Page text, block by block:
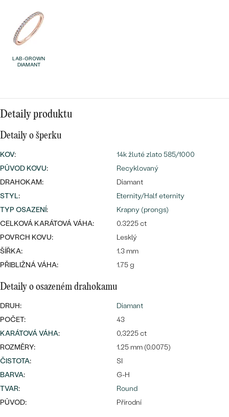
Wave kolekce
PODLE TVARU KAMENE
NA MÍRU
DIAMANTY
Bestsellery
Personalizované
přívěsky
Nejprodávanější
prsteny
LAB-GROWN
DIAMANT
Detaily produktu
Detaily o šperku
KOV:
14k žluté zlato 585/1000
PŮVOD KOVU:
Recyklovaný
DRAHOKAM:
Diamant
STYL:
Eternity/Half eternity
TYP OSAZENÍ:
Krapny (prongs)
CELKOVÁ KARÁTOVÁ VÁHA:
0.3225 ct
POVRCH KOVU:
Lesklý
ŠÍŘKA:
1.3 mm
PŘIBLIŽNÁ VÁHA:
1.75 g
Detaily o osazeném drahokamu
DRUH:
Diamant
POČET:
43
KARÁTOVÁ VÁHA:
0,3225 ct
ROZMĚRY:
1.25 mm (0.0075)
ČISTOTA:
SI
BARVA:
G-H
TVAR:
Round
PŮVOD:
Přírodní